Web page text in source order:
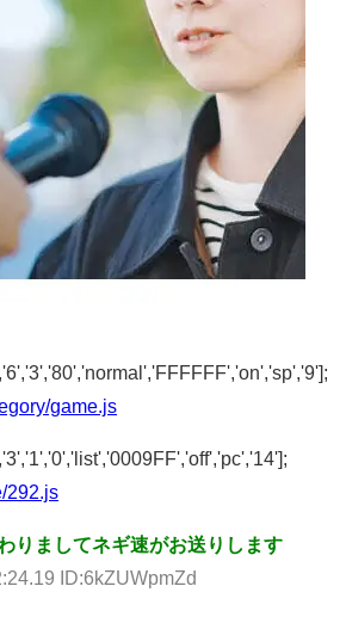
game.js
292.js
りましてネギ速がお送りします
ID:6kZUWpmZd